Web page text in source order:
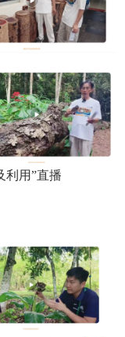
利用”直播